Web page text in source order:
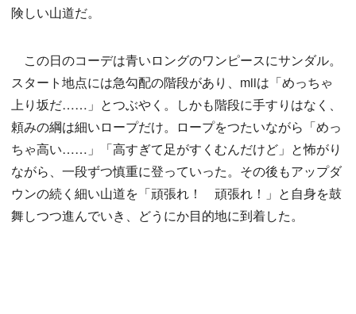
険しい山道だ。
この日のコーデは青いロングのワンピースにサンダル。
スタート地点には急勾配の階段があり、miiは「めっちゃ
上り坂だ……」とつぶやく。しかも階段に手すりはなく、
頼みの綱は細いロープだけ。ロープをつたいながら「めっ
ちゃ高い……」「高すぎて足がすくむんだけど」と怖がり
ながら、一段ずつ慎重に登っていった。その後もアップダ
ウンの続く細い山道を「頑張れ！ 頑張れ！」と自身を鼓
舞しつつ進んでいき、どうにか目的地に到着した。